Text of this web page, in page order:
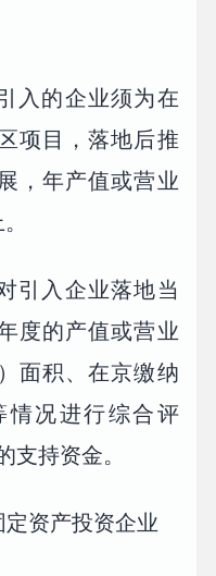
入的企业须为在
项目，落地后推
，年产值或营业
引入企业落地当
度的产值或营业
面积、在京缴纳
情况进行综合评
支持资金。
资产投资企业